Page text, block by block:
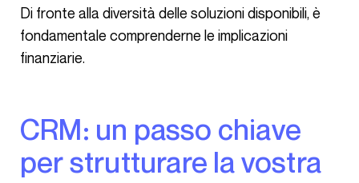
Di fronte alla diversità delle soluzioni disponibili, è
fondamentale comprenderne le implicazioni
finanziarie.
CRM: un passo chiave
per strutturare la vostra